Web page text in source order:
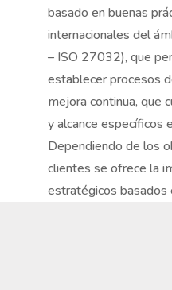
basado en buenas
internacionales del
– ISO 27032), que
establecer procesos
mejora continua, que
y alcance específicos
Dependiendo de los
clientes se ofrece la
estratégicos basados